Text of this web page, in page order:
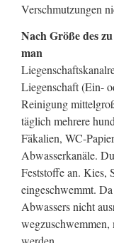
Verschmutzungen
Nach Größe des
man
Liegenschaft (Ein-
Reinigung
täglich mehrere
Fäkalien, WC-
Abwasserkanäle.
Feststoffe an. Kies,
eingeschwemmt.
Abwassers nicht
wegzuschwemmen,